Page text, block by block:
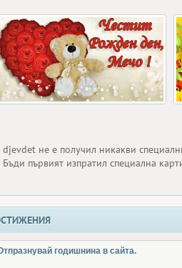
djevdet не е получил никакви
Бъди първият изпратил специална
годишнина в сайта.